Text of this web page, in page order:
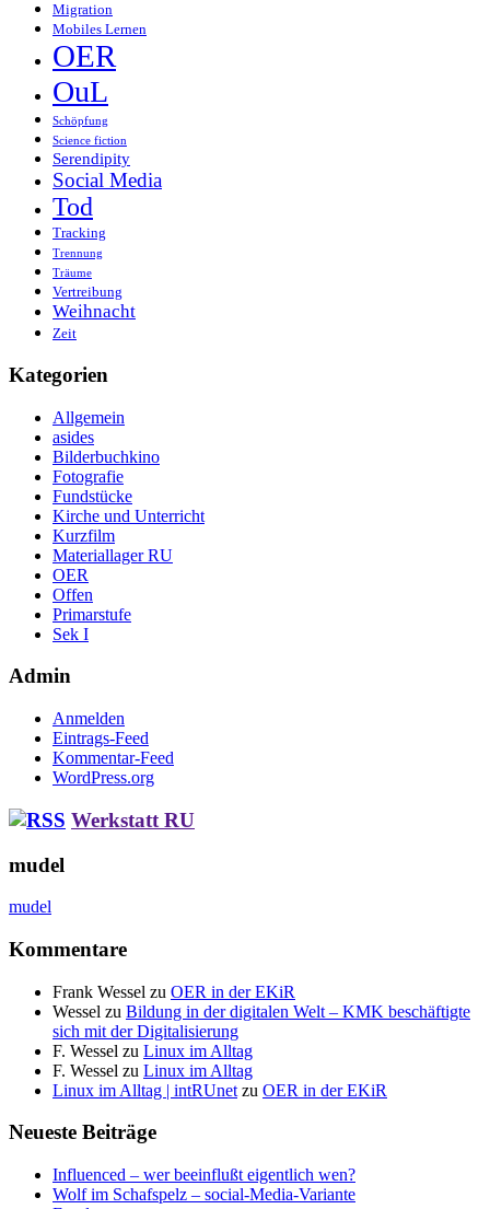
Migration
Mobiles Lernen
OER
OuL
Schöpfung
Science fiction
Serendipity
Social Media
Tod
Tracking
Trennung
Träume
Vertreibung
Weihnacht
Zeit
Kategorien
Allgemein
asides
Bilderbuchkino
Fotografie
Fundstücke
Kirche und Unterricht
Kurzfilm
Materiallager RU
OER
Offen
Primarstufe
Sek I
Admin
Anmelden
Eintrags-Feed
Kommentar-Feed
WordPress.org
Werkstatt RU
mudel
mudel
Kommentare
Frank Wessel zu OER in der EKiR
Wessel zu Bildung in der digitalen Welt – KMK beschäftigte
sich mit der Digitalisierung
F. Wessel zu Linux im Alltag
F. Wessel zu Linux im Alltag
Linux im Alltag | intRUnet zu OER in der EKiR
Neueste Beiträge
Influenced – wer beeinflußt eigentlich wen?
Wolf im Schafspelz – social-Media-Variante